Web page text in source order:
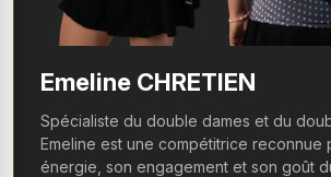
Emeline CHRETIEN
Spécialiste du double dames et du
Emeline est une compétitrice reconnue
énergie, son engagement et son goût